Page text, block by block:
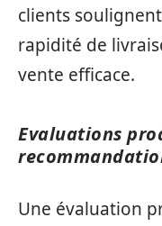
clients
rapidité de
vente efficace.
Evaluations
Une évaluation